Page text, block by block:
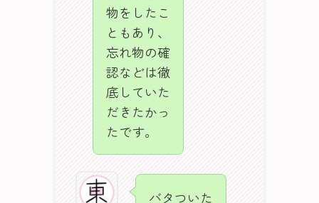
物をしたこ
ともあり、
忘れ物の確
認などは徹
底していた
だきたかっ
たです。
バタついた